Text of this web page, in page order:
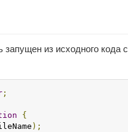
из исходного кода с
;
{
);